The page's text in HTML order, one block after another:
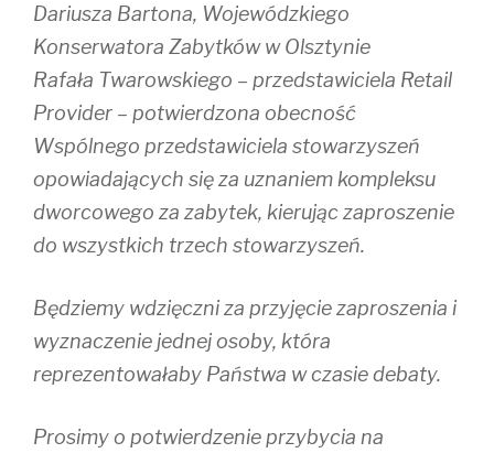
Dariusza Bartona, Wojewódzkiego
Konserwatora Zabytków w Olsztynie
Rafała Twarowskiego – przedstawiciela Retail
Provider – potwierdzona obecność
Wspólnego przedstawiciela stowarzyszeń
opowiadających się za uznaniem kompleksu
dworcowego za zabytek, kierując zaproszenie
do wszystkich trzech stowarzyszeń.
Będziemy wdzięczni za przyjęcie zaproszenia i
wyznaczenie jednej osoby, która
reprezentowałaby Państwa w czasie debaty.
Prosimy o potwierdzenie przybycia na